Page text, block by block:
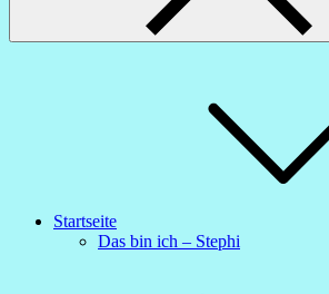
Startseite
Das bin ich – Stephi